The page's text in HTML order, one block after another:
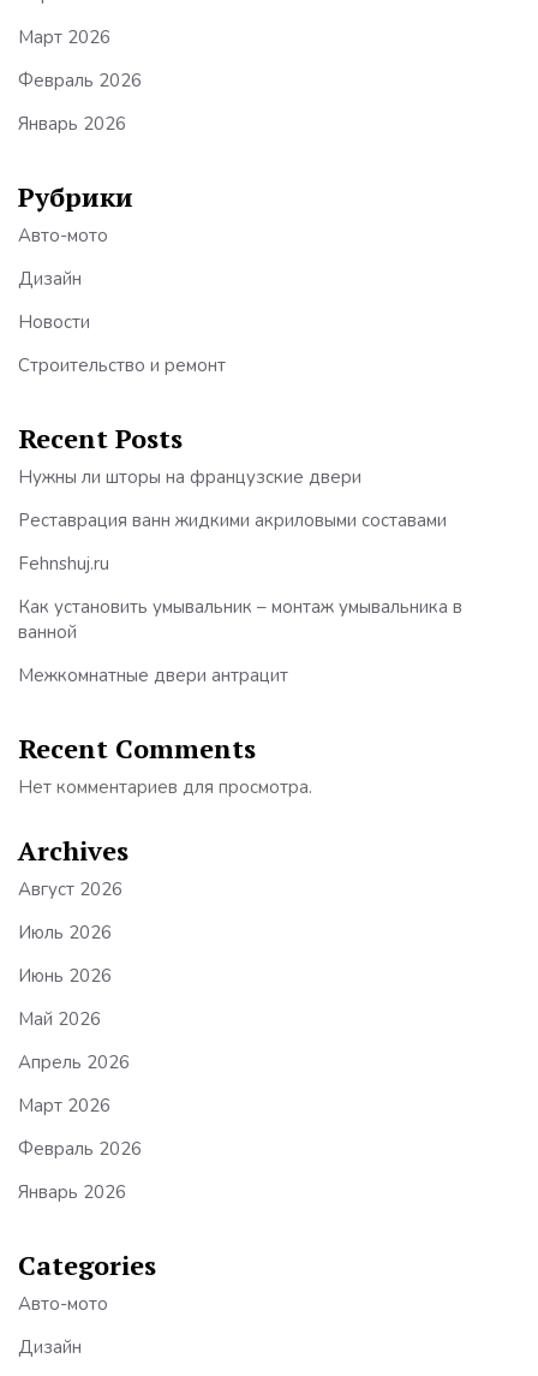
Март 2026
Февраль 2026
Январь 2026
Рубрики
Авто-мото
Дизайн
Новости
Строительство и ремонт
Recent Posts
Нужны ли шторы на французские двери
Реставрация ванн жидкими акриловыми составами
Fehnshuj.ru
Как установить умывальник – монтаж умывальника в
ванной
Межкомнатные двери антрацит
Recent Comments
Нет комментариев для просмотра.
Archives
Август 2026
Июль 2026
Июнь 2026
Май 2026
Апрель 2026
Март 2026
Февраль 2026
Январь 2026
Categories
Авто-мото
Дизайн